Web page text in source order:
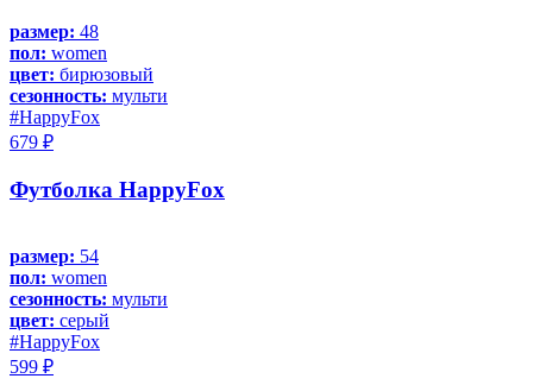
размер: 48
пол: women
цвет: бирюзовый
сезонность: мульти
#HappyFox
679 ₽
Футболка HappyFox
размер: 54
пол: women
сезонность: мульти
цвет: серый
#HappyFox
599 ₽